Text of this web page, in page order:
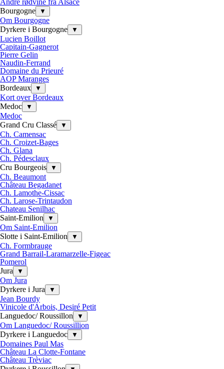
Andre rødvine fra Alsace
Bourgogne
▼
Om Bourgogne
Dyrkere i Bourgogne
▼
Lucien Boillot
Capitain-Gagnerot
Pierre Gelin
Naudin-Ferrand
Domaine du Prieuré
AOP Maranges
Bordeaux
▼
Kort over Bordeaux
Medoc
▼
Medoc
Grand Cru Classé
▼
Ch. Camensac
Ch. Croizet-Bages
Ch. Glana
Ch. Pédesclaux
Cru Bourgeois
▼
Ch. Beaumont
Château Begadanet
Ch. Lamothe-Cissac
Ch. Larose-Trintaudon
Chateau Senilhac
Saint-Emilion
▼
Om Saint-Emilion
Slotte i Saint-Emilion
▼
Ch. Formbrauge
Grand Barrail-Laramarzelle-Figeac
Pomerol
Jura
▼
Om Jura
Dyrkere i Jura
▼
Jean Bourdy
Vinicole d'Arbois, Desiré Petit
Languedoc/ Roussillon
▼
Om Languedoc/ Roussillion
Dyrkere i Languedoc
▼
Domaines Paul Mas
Château La Clotte-Fontane
Château Trèviac